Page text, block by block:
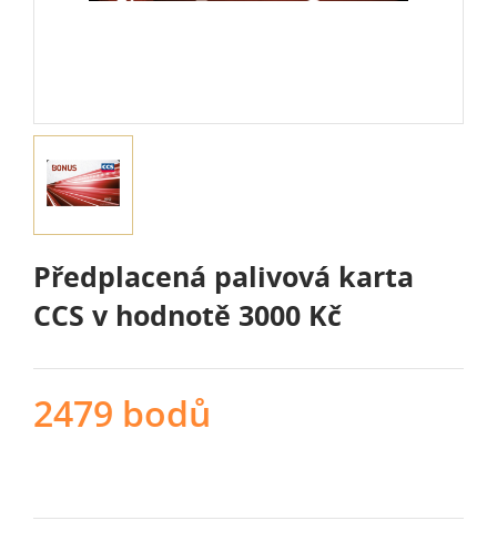
Předplacená palivová karta
CCS v hodnotě 3000 Kč
2479 bodů